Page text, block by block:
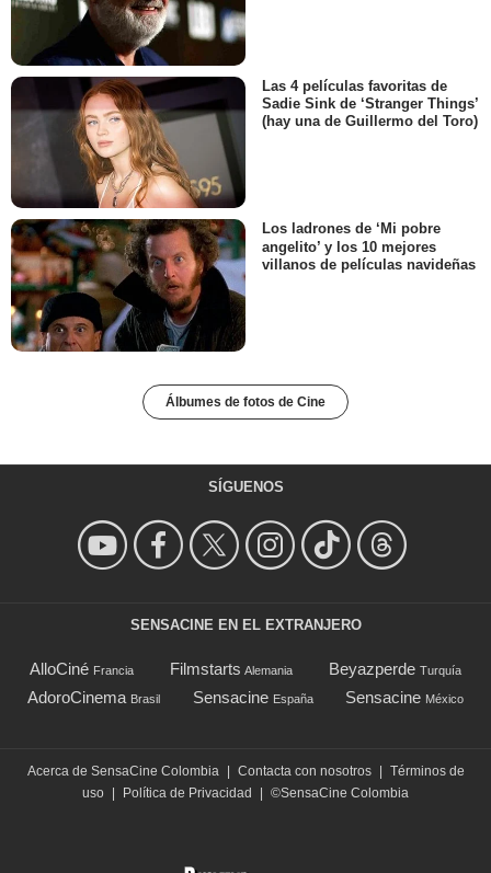
Las 4 películas favoritas de
Sadie Sink de ‘Stranger Things’
(hay una de Guillermo del Toro)
Los ladrones de ‘Mi pobre
angelito’ y los 10 mejores
villanos de películas navideñas
Álbumes de fotos de Cine
SÍGUENOS
SENSACINE EN EL EXTRANJERO
AlloCiné Francia Filmstarts Alemania Beyazperde Turquía
AdoroCinema Brasil Sensacine España Sensacine México
Acerca de SensaCine Colombia | Contacta con nosotros | Términos de
uso | Política de Privacidad | ©SensaCine Colombia